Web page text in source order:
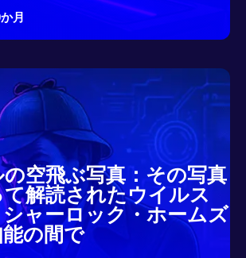
月
空飛ぶ写真：その写真
解読されたウイルス
ャーロック・ホームズ
の間で